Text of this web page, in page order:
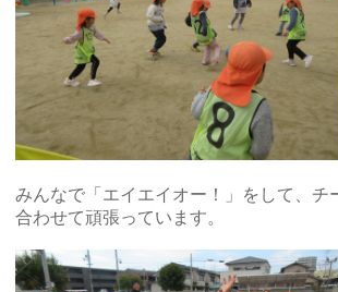
みんなで「エイエイオー！」をして、チ
合わせて頑張っています。